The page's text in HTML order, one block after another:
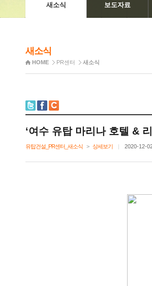
새소식 보도자료
새소식
HOME PR센터 새소식
‘여수유탑마리나호텔&
유탑건설_PR센터_새소식 > 상세보기 | 2020-12-